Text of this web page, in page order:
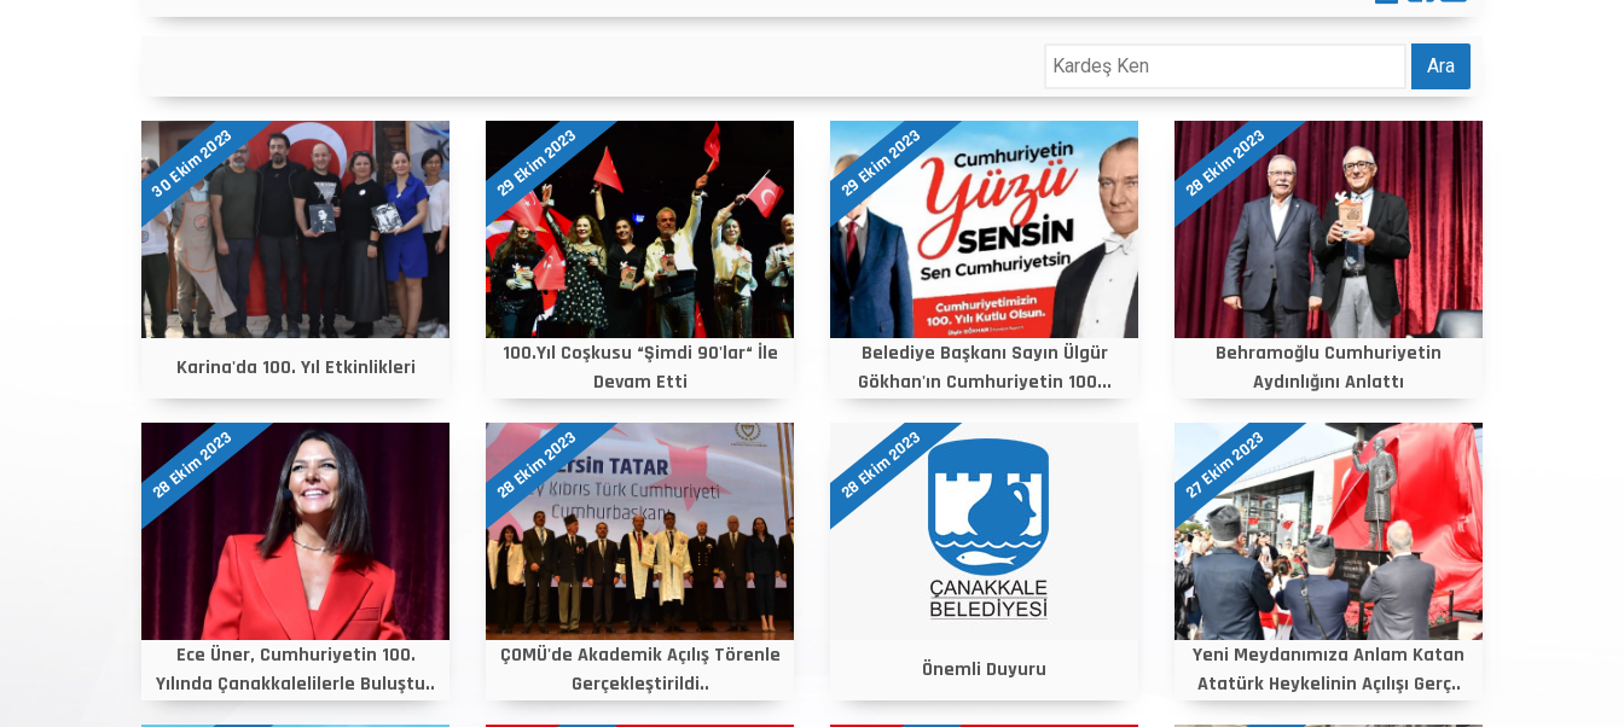
Ara
30 Ekim 2023
Karina'da 100. Yıl Etkinlikleri
29 Ekim 2023
100.Yıl Coşkusu “Şimdi 90'lar“ İle
Devam Etti
29 Ekim 2023
Belediye Başkanı Sayın Ülgür
Gökhan'ın Cumhuriyetin 100...
28 Ekim 2023
Behramoğlu Cumhuriyetin
Aydınlığını Anlattı
28 Ekim 2023
Ece Üner, Cumhuriyetin 100.
Yılında Çanakkalelilerle Buluştu..
28 Ekim 2023
ÇOMÜ'de Akademik Açılış Törenle
Gerçekleştirildi..
28 Ekim 2023
Önemli Duyuru
27 Ekim 2023
Yeni Meydanımıza Anlam Katan
Atatürk Heykelinin Açılışı Gerç..